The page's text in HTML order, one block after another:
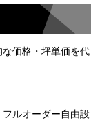
価格・坪単価を代
ルオーダー自由設